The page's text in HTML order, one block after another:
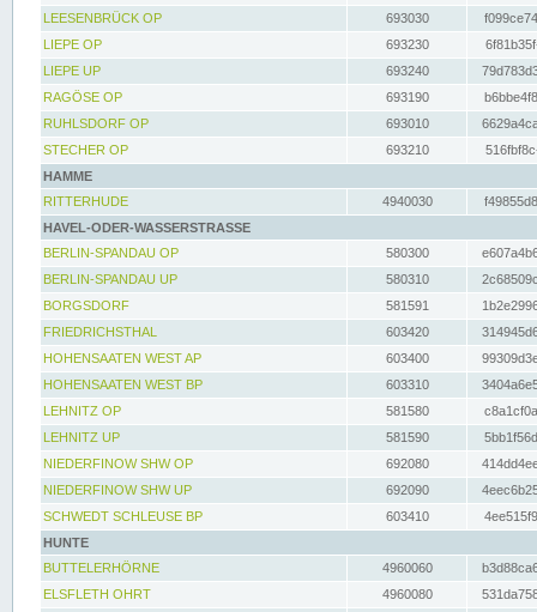
LEESENBRÜCK OP
693030
LIEPE OP
693230
LIEPE UP
693240
RAGÖSE OP
693190
RUHLSDORF OP
693010
STECHER OP
693210
HAMME
RITTERHUDE
4940030
HAVEL-ODER-WASSERSTRASSE
BERLIN-SPANDAU OP
580300
BERLIN-SPANDAU UP
580310
BORGSDORF
581591
FRIEDRICHSTHAL
603420
HOHENSAATEN WEST AP
603400
HOHENSAATEN WEST BP
603310
LEHNITZ OP
581580
LEHNITZ UP
581590
NIEDERFINOW SHW OP
692080
NIEDERFINOW SHW UP
692090
SCHWEDT SCHLEUSE BP
603410
HUNTE
BUTTELERHÖRNE
4960060
ELSFLETH OHRT
4960080